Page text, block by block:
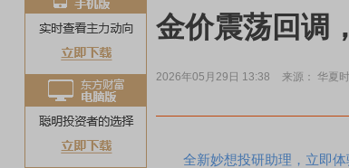
金价震荡回调
2026年05月29日 13:38 来源： 华夏
全新妙想投研助理，立即体